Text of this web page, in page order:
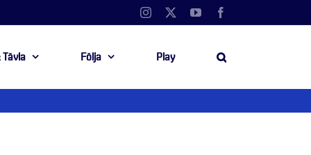
Instagram YouTube
Tävla Följa Play